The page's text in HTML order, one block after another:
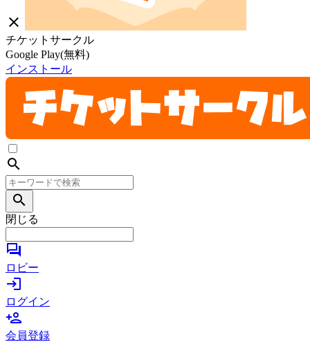
close
チケットサークル
Google Play(無料)
インストール
search
search
閉じる
forum
ロビー
login
ログイン
person_add
会員登録